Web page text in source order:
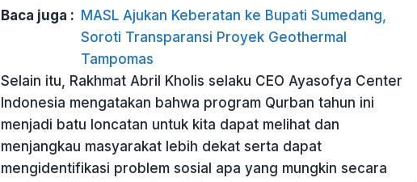
Baca juga : MASL Ajukan Keberatan ke Bupati Sumedang,
Soroti Transparansi Proyek Geothermal
Tampomas
Selain itu, Rakhmat Abril Kholis selaku CEO Ayasofya Center
Indonesia mengatakan bahwa program Qurban tahun ini
menjadi batu loncatan untuk kita dapat melihat dan
menjangkau masyarakat lebih dekat serta dapat
mengidentifikasi problem sosial apa yang mungkin secara